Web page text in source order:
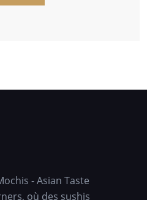
- Asian Taste
où des sushis